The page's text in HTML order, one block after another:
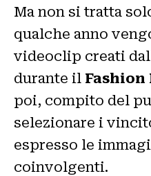
Ma non si tratta
qualche anno
videoclip creati
durante il Fashion
poi, compito del
selezionare i
espresso le
coinvolgenti.